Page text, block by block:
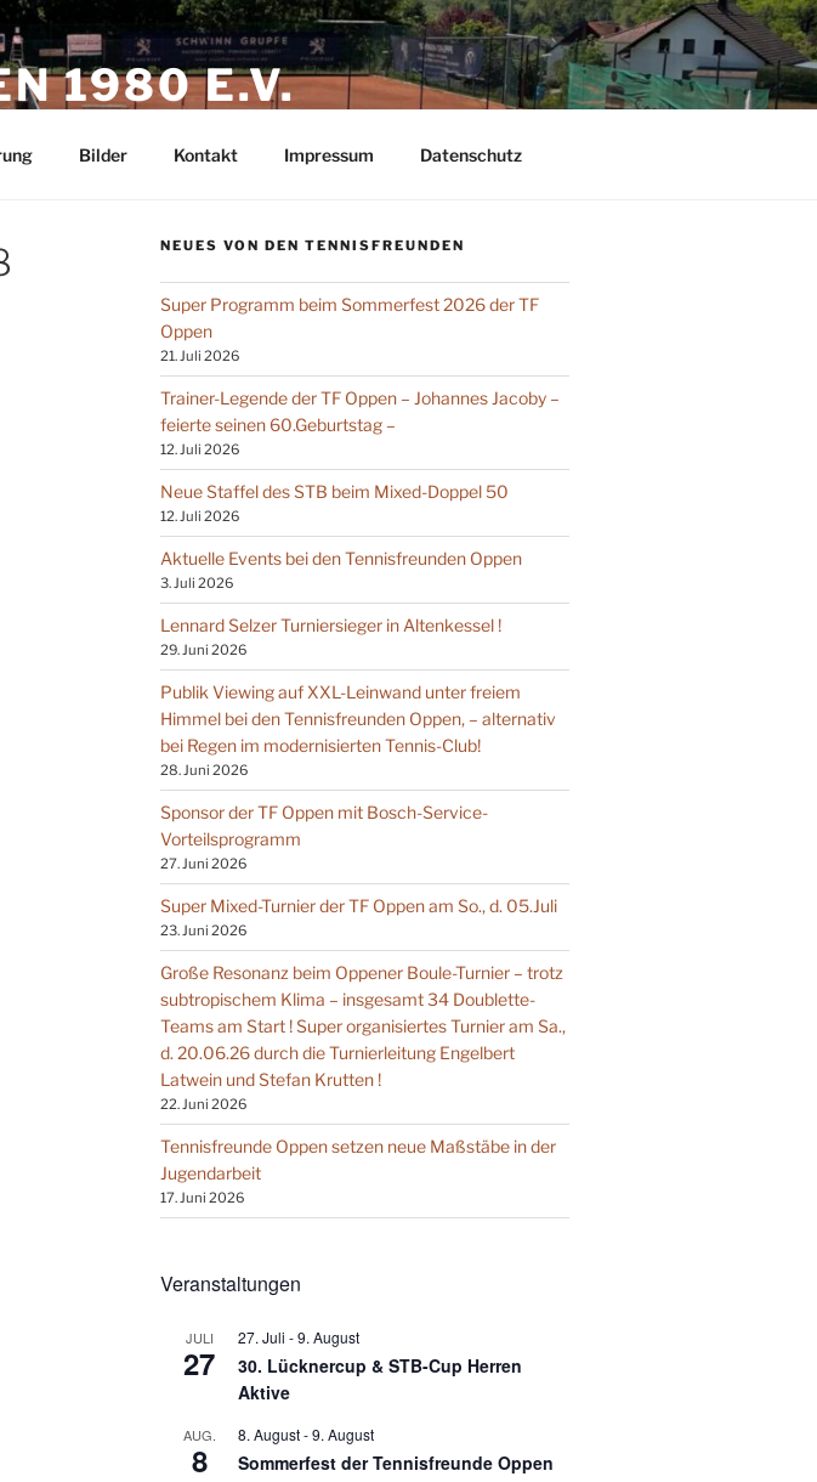
1980 E.V.
Bilder Kontakt Impressum Datenschutz
NEUES VON DEN TENNISFREUNDEN
Super Programm beim Sommerfest 2026 der TF
Oppen
21. Juli 2026
Trainer-Legende der TF Oppen – Johannes Jacoby –
feierte seinen 60.Geburtstag –
12. Juli 2026
Neue Staffel des STB beim Mixed-Doppel 50
12. Juli 2026
Aktuelle Events bei den Tennisfreunden Oppen
3. Juli 2026
Lennard Selzer Turniersieger in Altenkessel !
29. Juni 2026
Publik Viewing auf XXL-Leinwand unter freiem
Himmel bei den Tennisfreunden Oppen, – alternativ
bei Regen im modernisierten Tennis-Club!
28. Juni 2026
Sponsor der TF Oppen mit Bosch-Service-
Vorteilsprogramm
27. Juni 2026
Super Mixed-Turnier der TF Oppen am So., d. 05.Juli
23. Juni 2026
Große Resonanz beim Oppener Boule-Turnier – trotz
subtropischem Klima – insgesamt 34 Doublette-
Teams am Start ! Super organisiertes Turnier am Sa.,
d. 20.06.26 durch die Turnierleitung Engelbert
Latwein und Stefan Krutten !
22. Juni 2026
Tennisfreunde Oppen setzen neue Maßstäbe in der
Jugendarbeit
17. Juni 2026
Veranstaltungen
JULI
27
27. Juli -9. August
30. Lücknercup & STB-Cup Herren
Aktive
AUG.
8
8. August-9. August
Sommerfest der Tennisfreunde Oppen